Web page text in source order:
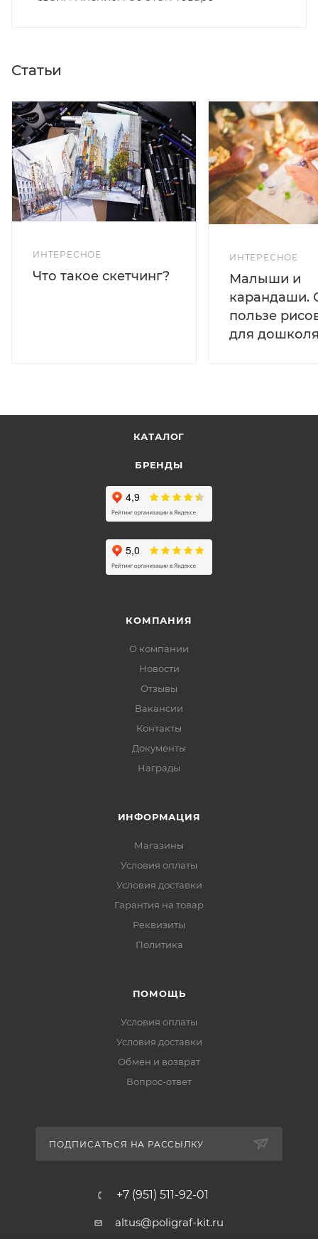
Статьи
ИНТЕРЕСНОЕ
Что такое скетчинг?
ИНТЕРЕСНОЕ
Малыши и
карандаши.
пользе
для
КАТАЛОГ
БРЕНДЫ
КОМПАНИЯ
О компании
Новости
Отзывы
Вакансии
Контакты
Документы
Награды
ИНФОРМАЦИЯ
Магазины
Условия оплаты
Условия доставки
Гарантия на товар
Реквизиты
Политика
ПОМОЩЬ
Условия оплаты
Условия доставки
Обмен и возврат
Вопрос-ответ
ПОДПИСАТЬСЯ НА РАССЫЛКУ
+7 (951) 511-92-01
altus@poligraf-kit.ru